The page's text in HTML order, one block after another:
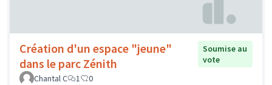
Création d'un espace "jeune"
dans le parc Zénith
Soumise au
vote
Chantal C
1 0